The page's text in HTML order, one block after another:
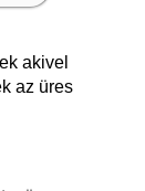
akivel
az üres